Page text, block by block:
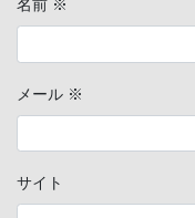
名前 ※
メール ※
サイト